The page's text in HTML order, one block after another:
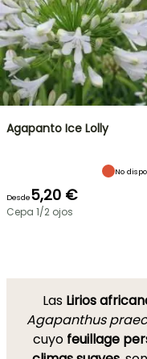
Agapanto Ice Lolly
No
Desde5,20 €
Cepa 1/2 ojos
Las Lirios
Agapanthus
cuyo feuillage